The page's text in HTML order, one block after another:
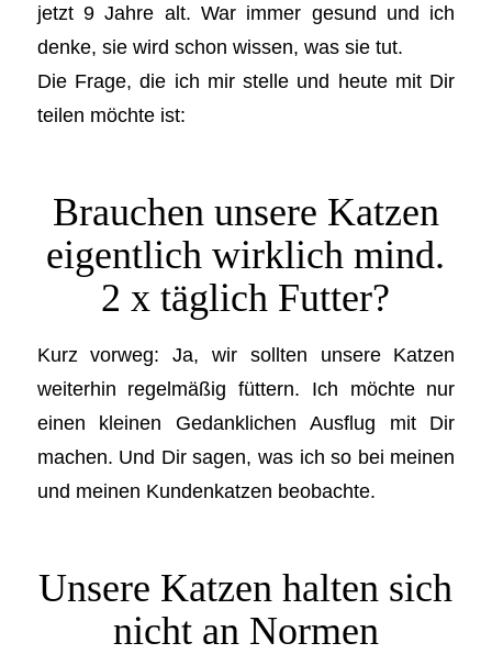
jetzt 9 Jahre alt. War immer gesund und ich
denke, sie wird schon wissen, was sie tut.
Die Frage, die ich mir stelle und heute mit Dir
teilen möchte ist:
Brauchen unsere Katzen
eigentlich wirklich mind.
2 x täglich Futter?
Kurz vorweg: Ja, wir sollten unsere Katzen
weiterhin regelmäßig füttern. Ich möchte nur
einen kleinen Gedanklichen Ausflug mit Dir
machen. Und Dir sagen, was ich so bei meinen
und meinen Kundenkatzen beobachte.
Unsere Katzen halten sich
nicht an Normen